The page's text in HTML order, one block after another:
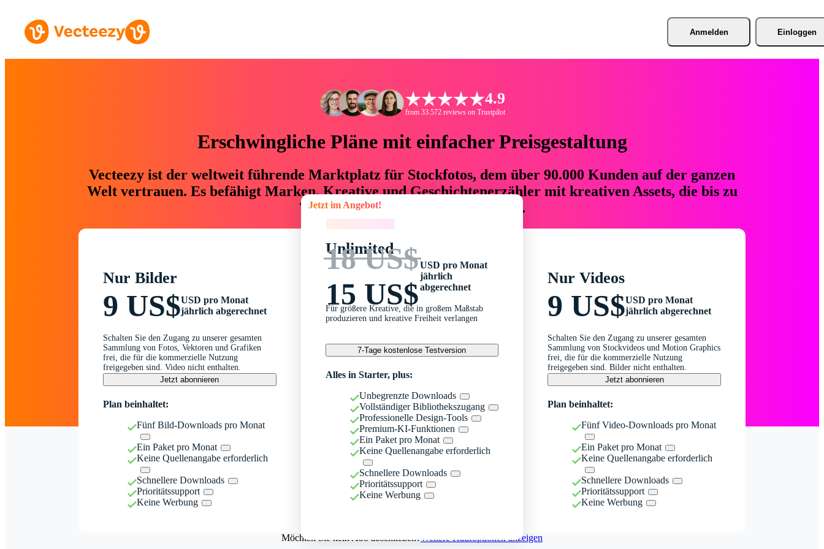
Anmelden Einloggen
4.9
from 33.572 reviews on Trustpilot
Erschwingliche Pläne mit einfacher Preisgestaltung
Vecteezy ist der weltweit führende Marktplatz für Stockfotos, dem über 90.000 Kunden auf der ganzen
Welt vertrauen. Es befähigt Marken, Kreative und Geschichtenerzähler mit kreativen Assets, die bis zu
76 % an Zeit und Budget einsparen.
Nur Bilder
9 US$USD pro Monat
jährlich abgerechnet
Schalten Sie den Zugang zu unserer gesamten
Sammlung von Fotos, Vektoren und Grafiken
frei, die für die kommerzielle Nutzung
freigegeben sind. Video nicht enthalten.
Jetzt abonnieren
Plan beinhaltet:
Fünf Bild-Downloads pro Monat
Ein Paket pro Monat
Keine Quellenangabe erforderlich
Schnellere Downloads
Prioritätssupport
Keine Werbung
Jetzt im Angebot!
Unlimited
18 US$
15 US$
USD pro Monat
jährlich
abgerechnet
Für größere Kreative, die in großem Maßstab
produzieren und kreative Freiheit verlangen
7-Tage kostenlose Testversion
Alles in Starter, plus:
Unbegrenzte Downloads
Vollständiger Bibliothekszugang
Professionelle Design-Tools
Premium-KI-Funktionen
Ein Paket pro Monat
Keine Quellenangabe erforderlich
Schnellere Downloads
Prioritätssupport
Keine Werbung
Nur Videos
9 US$USD pro Monat
jährlich abgerechnet
Schalten Sie den Zugang zu unserer gesamten
Sammlung von Stockvideos und Motion Graphics
frei, die für die kommerzielle Nutzung
freigegeben sind. Bilder nicht enthalten.
Jetzt abonnieren
Plan beinhaltet:
Fünf Video-Downloads pro Monat
Ein Paket pro Monat
Keine Quellenangabe erforderlich
Schnellere Downloads
Prioritätssupport
Keine Werbung
Möchten Sie kein Abo abschließen?Weitere Kaufoptionen anzeigen